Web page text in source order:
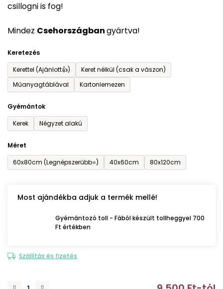
csillogni is fog!
Mindez Csehországbangyártva!
Keretezés
Kerettel (Ajánlott👍)
Keret nélkül (csak a vászon)
Műanyagtáblával
Kartonlemezen
Gyémántok
Kerek
Négyzet alakú
Méret
60x80cm (Legnépszerűbb⭐)
40x60cm 80x120cm
Most ajándékba adjuk a termék mellé!
Gyémántozó toll - Fából készült tollheggyel 700
Ft értékben
Szállítás és fizetés